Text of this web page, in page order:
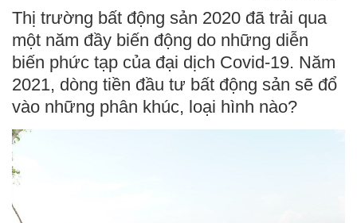
Thị trường bất động sản 2020 đã trải qua
một năm đầy biến động do những diễn
biến phức tạp của đại dịch Covid-19. Năm
2021, dòng tiền đầu tư bất động sản sẽ đổ
vào những phân khúc, loại hình nào?